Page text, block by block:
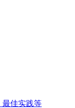
最佳实践等